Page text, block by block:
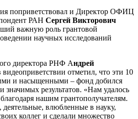
поприветствовал и Директор ОФИЦ
РАН Сергей Викторович
важную роль грантовой
научных исследований
директора РНФ Андрей
видеоприветствии отметил, что эти 10
и насыщенными – фонд добился
значимых результатов. «Нам удалось
нашим грантополучателям.
влюбленные в науку,
коллег и сделали множество